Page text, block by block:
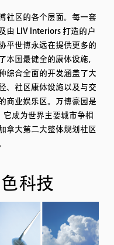
社区的各个层面。每一套
由 LIV Interiors 打造的户
平世博永远在提供更多的
本国最健全的康体设施，
综合全面的开发涵盖了大
、社区康体设施以及与交
商业娱乐区。万博豪园是
它成为世界主要城市争相
拿大第二大整体规划社区
科技